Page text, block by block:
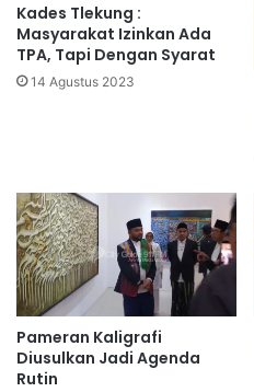
Kades Tlekung :
Masyarakat Izinkan Ada
TPA, Tapi Dengan Syarat
14 Agustus 2023
Pameran Kaligrafi
Diusulkan Jadi Agenda
Rutin